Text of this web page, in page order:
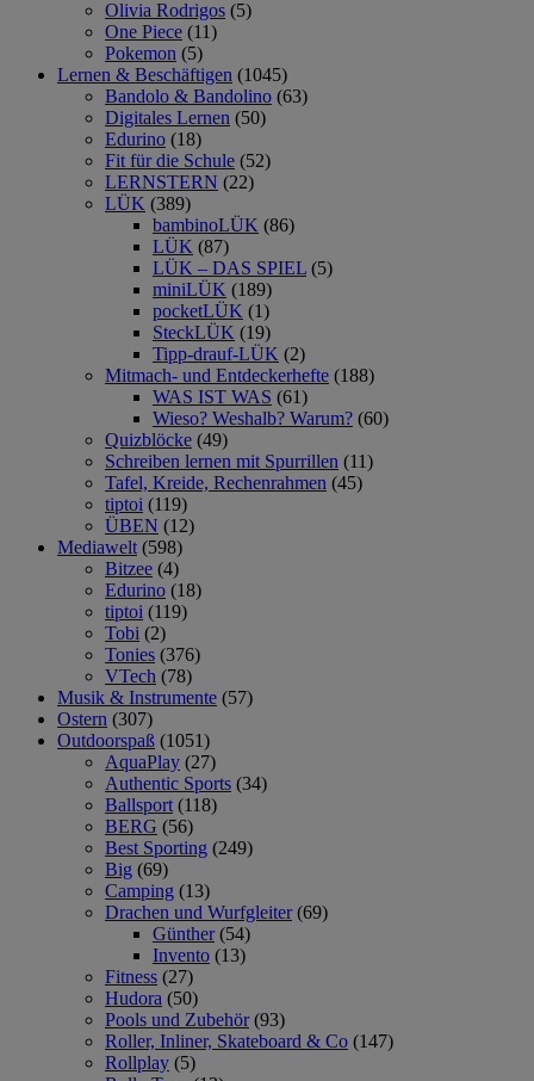
Olivia Rodrigos (5)
One Piece (11)
Pokemon (5)
Lernen & Beschäftigen (1045)
Bandolo & Bandolino (63)
Digitales Lernen (50)
Edurino (18)
Fit für die Schule (52)
LERNSTERN (22)
LÜK (389)
bambinoLÜK (86)
LÜK (87)
LÜK – DAS SPIEL (5)
miniLÜK (189)
pocketLÜK (1)
SteckLÜK (19)
Tipp-drauf-LÜK (2)
Mitmach- und Entdeckerhefte (188)
WAS IST WAS (61)
Wieso? Weshalb? Warum? (60)
Quizblöcke (49)
Schreiben lernen mit Spurrillen (11)
Tafel, Kreide, Rechenrahmen (45)
tiptoi (119)
ÜBEN (12)
Mediawelt (598)
Bitzee (4)
Edurino (18)
tiptoi (119)
Tobi (2)
Tonies (376)
VTech (78)
Musik & Instrumente (57)
Ostern (307)
Outdoorspaß (1051)
AquaPlay (27)
Authentic Sports (34)
Ballsport (118)
BERG (56)
Best Sporting (249)
Big (69)
Camping (13)
Drachen und Wurfgleiter (69)
Günther (54)
Invento (13)
Fitness (27)
Hudora (50)
Pools und Zubehör (93)
Roller, Inliner, Skateboard & Co (147)
Rollplay (5)